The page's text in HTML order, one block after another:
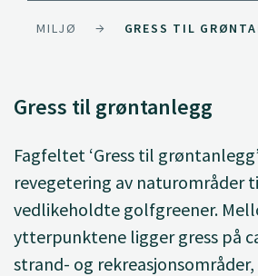
MILJØ GRESS TIL
Gress til grøntanlegg
Fagfeltet ‘Gress til
revegetering av naturområder
vedlikeholdte golfgreener.
ytterpunktene ligger gress på
strand- og